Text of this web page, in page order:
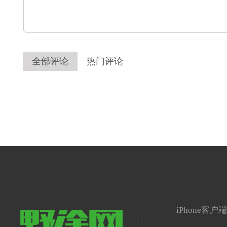
全部评论 热门评论
iPhone客户端